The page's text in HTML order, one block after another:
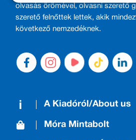
olvasás örömével, olvasni szerető
szerető felnőttek lettek, akik
következő nemzedéknek.
A Kiadóról/About us
Móra Mintabolt